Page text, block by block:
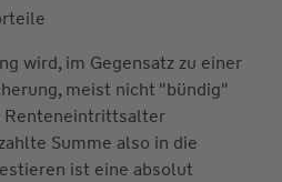
wird, im Gegensatz zu einer
meist nicht "bündig"
Renteneintrittsalter
Summe also in die
ist eine absolut